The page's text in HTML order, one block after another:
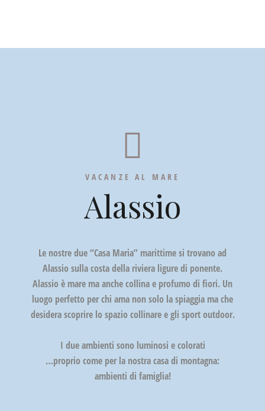
VACANZE AL MARE
Alassio
Le nostre due “Casa Maria” marittime si trovano ad
Alassio sulla costa della riviera ligure di ponente.
Alassio è mare ma anche collina e profumo di fiori. Un
luogo perfetto per chi ama non solo la spiaggia ma che
desidera scoprire lo spazio collinare e gli sport outdoor.
I due ambienti sono luminosi e colorati
…proprio come per la nostra casa di montagna:
ambienti di famiglia!